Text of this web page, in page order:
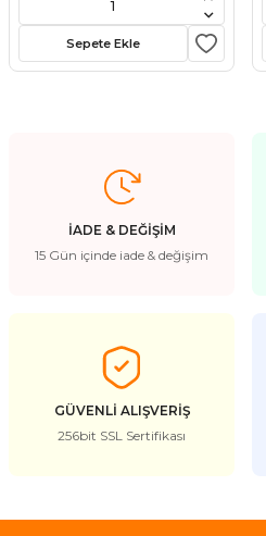
Kovucu Cihazlar
Sepete Ekle
İADE & DEĞİŞİM
15 Gün içinde iade & değişim
GÜVENLİ ALIŞVERİŞ
256bit SSL Sertifikası